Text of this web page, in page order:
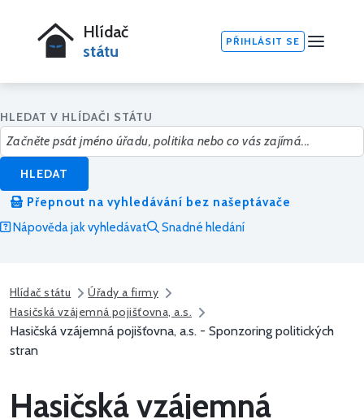
Hlídač
státu
PŘIHLÁSIT SE
HLEDAT V HLÍDAČI STÁTU
HLEDAT
Přepnout na vyhledávání bez našeptávače
Nápověda jak vyhledávat
Snadné hledání
Hlídač státu
Úřady a firmy
Hasičská vzájemná pojišťovna, a.s.
Hasičská vzájemná pojišťovna, a.s. - Sponzoring politických
stran
Hasičská vzájemná